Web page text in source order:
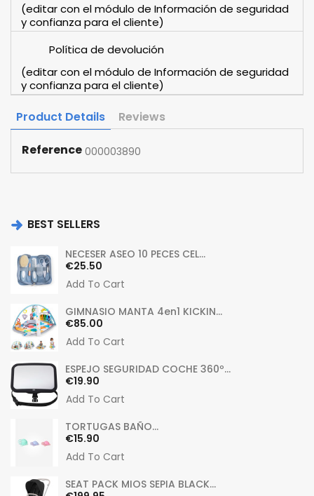
(editar con el módulo de Información de seguridad
y confianza para el cliente)
Política de devolución
(editar con el módulo de Información de seguridad
y confianza para el cliente)
Product Details Reviews
Reference 000003890
BEST SELLERS
NECESER ASEO 10 PECES CEL...
Price
€25.50
Add To Cart
GIMNASIO MANTA 4en1 KICKIN...
Price
€85.00
Add To Cart
ESPEJO SEGURIDAD COCHE 360º...
Price
€19.90
Add To Cart
TORTUGAS BAÑO...
Price
€15.90
Add To Cart
SEAT PACK MIOS SEPIA BLACK...